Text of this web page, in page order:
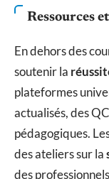
Ressources
En dehors des
soutenir la
plateformes
actualisés, des
pédagogiques.
des ateliers sur la
des